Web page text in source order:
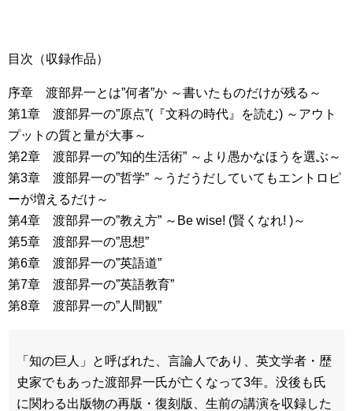
目次（収録作品）
序章 渡部昇一とは”何者”か ～書いたものだけが残る～
第1章 渡部昇一の”原点”(『文科の時代』を読む) ～アウト
プットの質と量が大事～
第2章 渡部昇一の”知的生活術” ～より愚かなほうを選ぶ～
第3章 渡部昇一の”哲学” ～うだうだしていてもエントロピ
ーが増えるだけ～
第4章 渡部昇一の”教え方” ～Be wise! (賢くなれ! )～
第5章 渡部昇一の”思想”
第6章 渡部昇一の”英語道”
第7章 渡部昇一の”英語教育”
第8章 渡部昇一の”人間観”
「知の巨人」と呼ばれた、言論人であり、英文学者・歴
史家でもあった渡部昇一氏が亡くなって3年。没後も氏
に関わる出版物の再版・復刻版、生前の講演を収録した